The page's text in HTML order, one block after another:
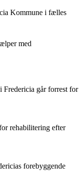
Kommune i fælles
med
Fredericia går forrest for
rehabilitering efter
forebyggende